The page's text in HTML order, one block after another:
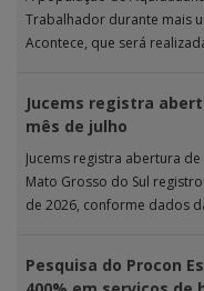
Trabalhador durante mais
Acontece, que será
Jucems registra
mês de julho
Jucems registra abertura
Mato Grosso do Sul
de 2026, conforme dados
Pesquisa do Procon